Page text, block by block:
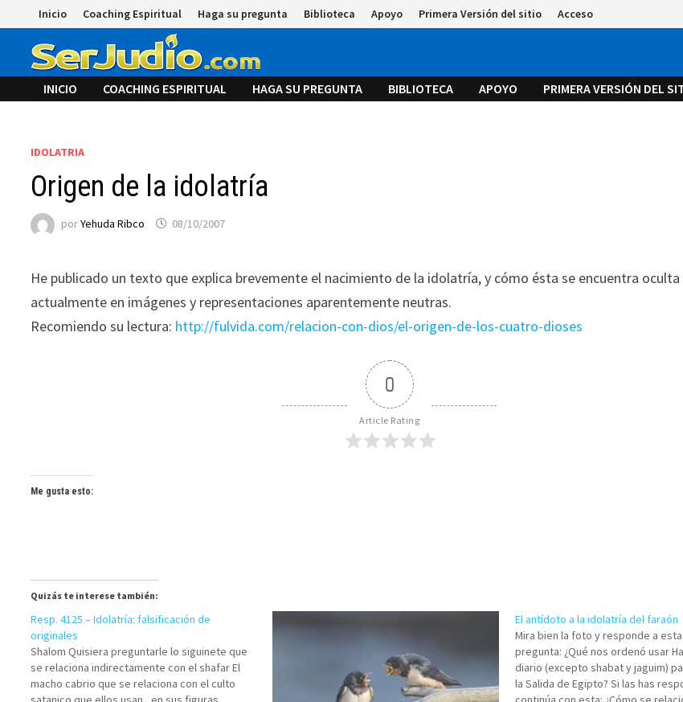
al
contenido
Inicio Coaching Espiritual Haga su pregunta Biblioteca Apoyo Primera Versión del sitio Acceso
INICIO COACHING ESPIRITUAL HAGA SU PREGUNTA BIBLIOTECA APOYO PRIMERA VERSIÓN DEL
IDOLATRIA
Origen de la idolatría
porYehuda Ribco 08/10/2007
He publicado un texto que explica brevemente el nacimiento de la idolatría, y cómo ésta se encuentra oculta
actualmente en imágenes y representaciones aparentemente neutras.
Recomiendo su lectura: http://fulvida.com/relacion-con-dios/el-origen-de-los-cuatro-dioses
0
Article Rating
Me gusta esto:
Quizás te interese también:
Resp. 4125 – Idolatría: falsificación de
originales
Shalom Quisiera preguntarle lo siguinete que
se relaciona indirectamente con el shafar El
macho cabrio que se relaciona con el culto
El antídoto a la idolatría del faraón
Mira bien la foto y responde a
pregunta: ¿Qué nos ordenó usar
diario (excepto shabat y jaguim)
la Salida de Egipto? Si las has